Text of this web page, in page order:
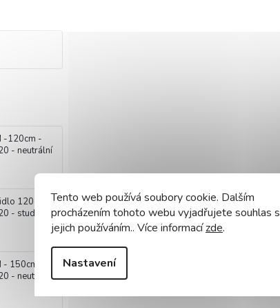
Tento web používá soubory cookie. Dalším
procházením tohoto webu vyjadřujete souhlas s
jejich používáním.. Více informacízde.
Nastavení
-120cm -
- neutrální
120cm -
- studená
150cm -
- neutrální